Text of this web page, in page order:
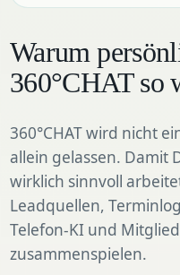
Warum
360°CHAT so
360°CHAT wird nicht
allein gelassen. Damit
wirklich sinnvoll
Leadquellen,
Telefon-KI und
zusammenspielen.